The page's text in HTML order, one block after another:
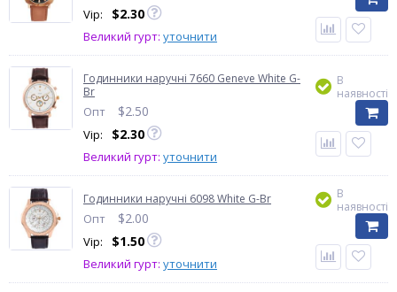
Vip: $2.30
Великий гурт: уточнити
Годинники наручні 7660 Geneve White G-
Br
Опт $2.50
Vip: $2.30
Великий гурт: уточнити
В
наявності
Годинники наручні 6098 White G-Br
Опт $2.00
Vip: $1.50
Великий гурт: уточнити
В
наявності